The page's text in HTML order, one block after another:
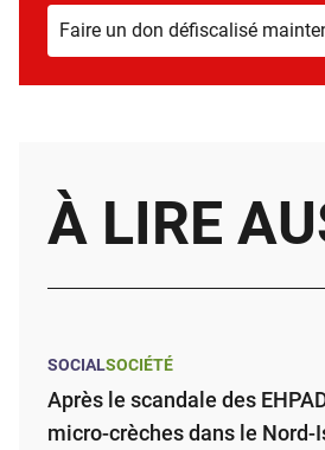
Faire un don défiscalisé
À LIRE
SOCIALSOCIÉTÉ
Après le scandale des
micro-crèches dans le Nord-